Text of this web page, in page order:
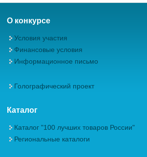
О конкурсе
Условия участия
Финансовые условия
Информационное письмо
Голографический проект
Каталог
Каталог "100 лучших товаров России"
Региональные каталоги